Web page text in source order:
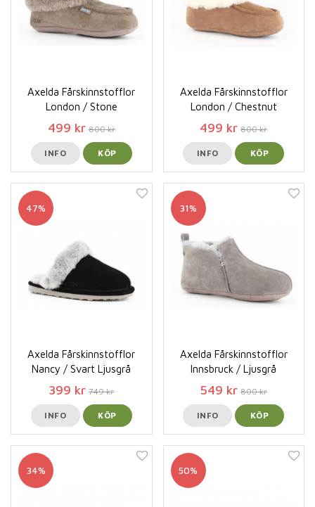
Axelda Fårskinnstofflor
London / Stone
499 kr 800 kr
INFO KÖP
Axelda Fårskinnstofflor
London / Chestnut
499 kr 800 kr
INFO KÖP
47%
Axelda Fårskinnstofflor
Nancy / Svart Ljusgrå
399 kr 749 kr
INFO KÖP
31%
Axelda Fårskinnstofflor
Innsbruck / Ljusgrå
549 kr 800 kr
INFO KÖP
34% 50%